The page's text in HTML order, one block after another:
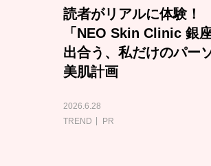
読者がリアルに体験！
「NEO Skin Clinic 銀
出合う、私だけのパー
美肌計画
2026.6.28
TREND
PR